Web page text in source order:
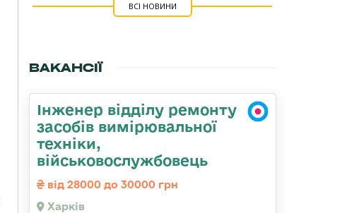
ВСІ НОВИНИ
ВАКАНСІЇ
Інженер відділу ремонту
засобів вимірювальної
техніки,
військовослужбовець
від 28000 до 30000 грн
Харків